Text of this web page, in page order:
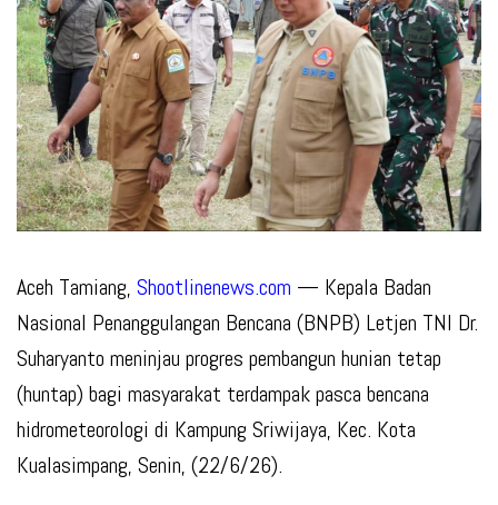
Aceh Tamiang, Shootlinenews.com — Kepala Badan
Nasional Penanggulangan Bencana (BNPB) Letjen TNI Dr.
Suharyanto meninjau progres pembangun hunian tetap
(huntap) bagi masyarakat terdampak pasca bencana
hidrometeorologi di Kampung Sriwijaya, Kec. Kota
Kualasimpang, Senin, (22/6/26).